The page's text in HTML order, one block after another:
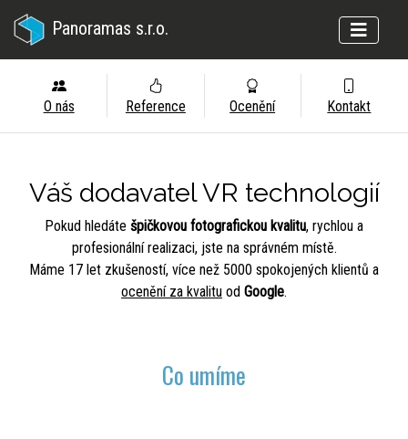
Panoramas s.r.o.
O nás Reference Ocenění Kontakt
Váš dodavatel VR technologií
Pokud hledáte špičkovou fotografickou kvalitu, rychlou a
profesionální realizaci, jste na správném místě.
Máme 17 let zkušeností, více než 5000 spokojených klientů a
ocenění za kvalitu od Google.
Co umíme